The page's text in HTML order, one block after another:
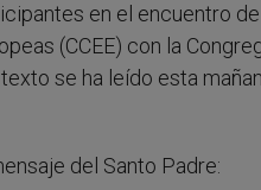
en el encuentro
(CCEE) con la
se ha leído esta
del Santo Padre: